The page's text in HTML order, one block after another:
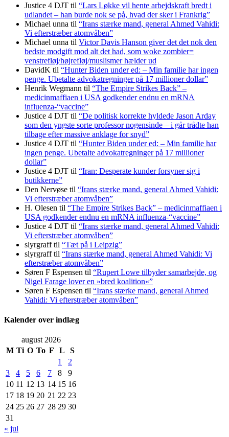
Justice 4 DJT til “Lars Løkke vil hente arbejdskraft bredt i
udlandet – han burde nok se på, hvad der sker i Frankrig”
Michael unna til “Irans stærke mand, general Ahmed Vahidi:
Vi efterstræber atomvåben”
Michael unna til Victor Davis Hanson giver det det nok den
bedste modgift mod alt det had, som woke zombier=
venstrefløj/højrefløj/muslismer hælder ud
DavidK til “Hunter Biden under ed: – Min familie har ingen
penge. Ubetalte advokat­regninger på 17 millioner dollar”
Henrik Wegmann til “The Empire Strikes Back” –
medicinmaffiaen i USA godkender endnu en mRNA
influenza-“vaccine”
Justice 4 DJT til “De politisk korrekte hyldede Jason Arday
som den yngste sorte professor nogensinde – i går trådte han
tilbage efter massive anklage for snyd”
Justice 4 DJT til “Hunter Biden under ed: – Min familie har
ingen penge. Ubetalte advokat­regninger på 17 millioner
dollar”
Justice 4 DJT til “Iran: Desperate kunder forsyner sig i
butikkerne”
Den Nervøse til “Irans stærke mand, general Ahmed Vahidi:
Vi efterstræber atomvåben”
H. Olesen til “The Empire Strikes Back” – medicinmaffiaen i
USA godkender endnu en mRNA influenza-“vaccine”
Justice 4 DJT til “Irans stærke mand, general Ahmed Vahidi:
Vi efterstræber atomvåben”
slyrgrafftil “Tæt på i Leipzig”
slyrgrafftil “Irans stærke mand, general Ahmed Vahidi: Vi
efterstræber atomvåben”
Søren F Espensen til “Rupert Lowe tilbyder samarbejde, og
Nigel Farage lover en »bred koalition«”
Søren F Espensen til “Irans stærke mand, general Ahmed
Vahidi: Vi efterstræber atomvåben”
Kalender over indlæg
august 2026
M Ti O To F L
S
1
2
3
4 5 6 7 8
9
10 11 12 13 14 15 16
17 18 19 20 21 22 23
24 25 26 27 28 29 30
31
« jul